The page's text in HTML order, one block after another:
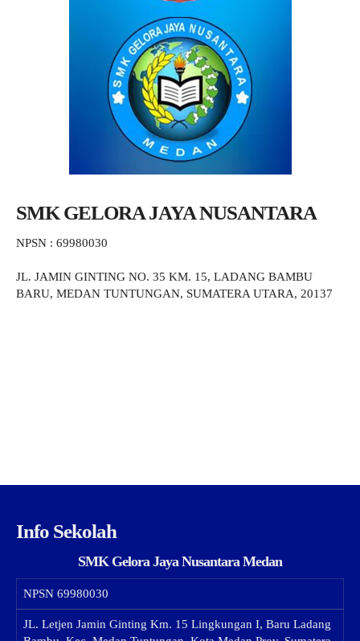
SMK GELORA JAYA NUSANTARA
NPSN : 69980030
JL. JAMIN GINTING NO. 35 KM. 15, LADANG BAMBU
BARU, MEDAN TUNTUNGAN, SUMATERA UTARA, 20137
Info Sekolah
SMK Gelora Jaya Nusantara Medan
NPSN 69980030
JL. Letjen Jamin Ginting Km. 15 Lingkungan I, Baru Ladang